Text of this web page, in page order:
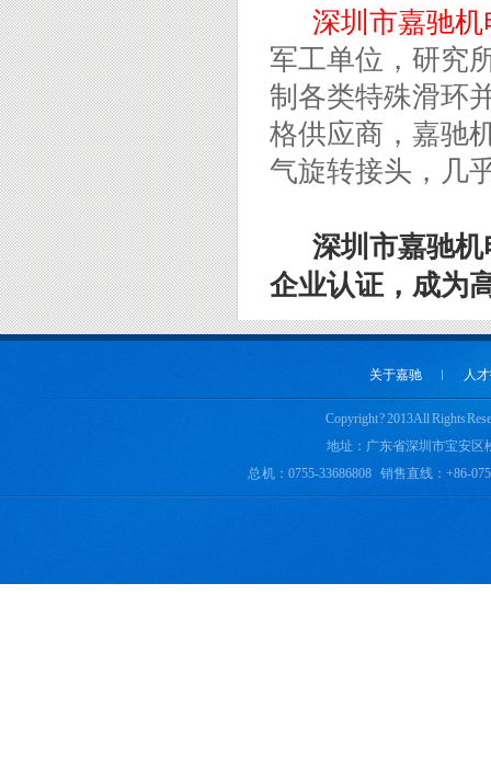
rohs
深圳市嘉驰
军工单位，研究
制各类特殊滑环
格供应商，嘉驰
气旋转接头，几
深圳市嘉驰
企业认证，成为
关于嘉驰 ︱ 人
Copyright ? 2013 All Rights
地址：广东省深圳市宝安区
总 机：0755-33686808 销售直线：+86-